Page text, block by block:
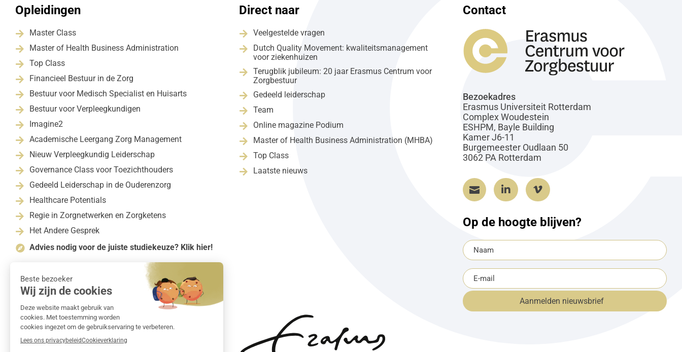
Opleidingen
 Master Class
 Master of Health Business Administration
 Top Class
 Financieel Bestuur in de Zorg
 Bestuur voor Medisch Specialist en Huisarts
 Bestuur voor Verpleegkundigen
 Imagine2
 Academische Leergang Zorg Management
 Nieuw Verpleegkundig Leiderschap
 Governance Class voor Toezichthouders
 Gedeeld Leiderschap in de Ouderenzorg
 Healthcare Potentials
 Regie in Zorgnetwerken en Zorgketens
 Het Andere Gesprek
 Advies nodig voor de juiste studiekeuze? Klik hier!
Direct naar
 Veelgestelde vragen

Dutch Quality Movement: kwaliteitsmanagement
voor ziekenhuizen

Terugblik jubileum: 20 jaar Erasmus Centrum voor
Zorgbestuur
 Gedeeld leiderschap
 Team
 Online magazine Podium
 Master of Health Business Administration (MHBA)
 Top Class
 Laatste nieuws
Contact
Bezoekadres
Erasmus Universiteit Rotterdam
Complex Woudestein
ESHPM, Bayle Building
Kamer J6-11
Burgemeester Oudlaan 50
3062 PA Rotterdam
  
Op de hoogte blijven?
Naam
E-
mailadres
(Vereist)
Aanmelden nieuwsbrief